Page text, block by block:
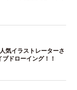
気イラストレーターさ
ドローイング！！